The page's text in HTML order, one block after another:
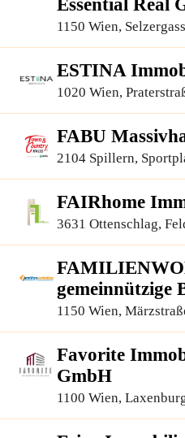
Essential Real
1150 Wien,
ESTINA
1020 Wien,
FABU
2104 Spillern,
FAIRhome
3631 Ottenschlag,
gemeinnützige
1150 Wien,
Favorite
GmbH
1100 Wien,